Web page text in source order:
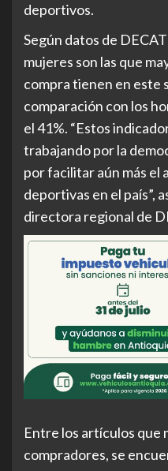
deportivos.
Según datos de
mujeres son las que
compra tienen en este
comparación con los
el 41%. “Estos
trabajando por la
por facilitar aún más el
deportivas en el país”,
directora regional de
Entre los artículos que
compradores, se